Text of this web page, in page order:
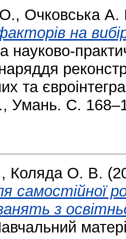
, Очковська А.
на
науково-
та
Умань. С.
, Коляда О. В.
самостійної
з